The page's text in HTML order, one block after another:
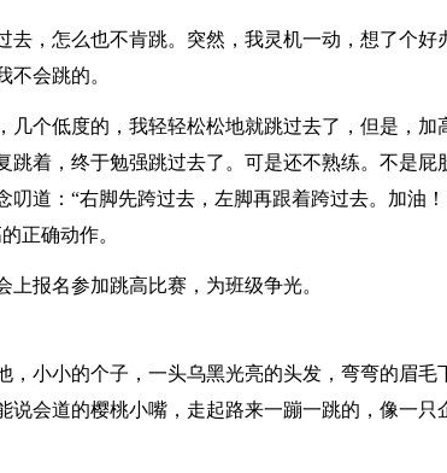
去，怎么也不肯跳。突然，我灵机一动，想了个好
会跳的。
几个低度的，我轻轻松松地就跳过去了，但是，加
跳着，终于勉强跳过去了。可是还不熟练。不是屁
道：“右脚先跨过去，左脚再跟着跨过去。加油！
正确动作。
报名参加跳高比赛，为班级争光。
，小小的个子，一头乌黑光亮的头发，弯弯的眉毛
会道的樱桃小嘴，走起路来一蹦一跳的，像一只